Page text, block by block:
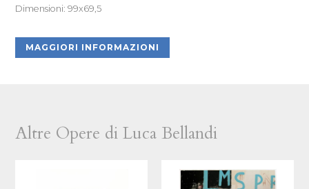
Dimensioni: 99x69,5
MAGGIORI INFORMAZIONI
Altre Opere di Luca Bellandi